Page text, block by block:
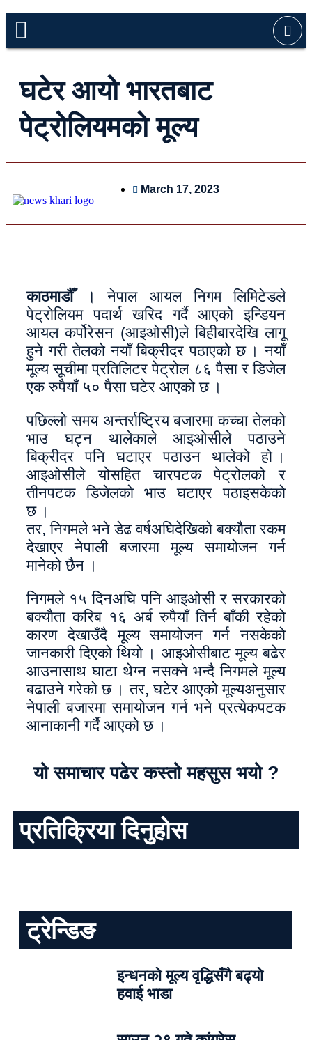
घटेर आयो भारतबाट
पेट्रोलियमको मूल्य
March 17, 2023
काठमाडौँ ।
नेपाल आयल निगम लिमिटेडले
पेट्रोलियम पदार्थ खरिद गर्दै आएको इन्डियन
आयल कर्पोरेसन (आइओसी)ले बिहीबारदेखि लागू
हुने गरी तेलको नयाँ बिक्रीदर पठाएको छ । नयाँ
मूल्य सूचीमा प्रतिलिटर पेट्रोल ८६ पैसा र डिजेल
एक रुपैयाँ ५० पैसा घटेर आएको छ ।
पछिल्लो समय अन्तर्राष्ट्रिय बजारमा कच्चा तेलको
भाउ घट्न थालेकाले आइओसीले पठाउने
बिक्रीदर पनि घटाएर पठाउन थालेको हो ।
आइओसीले योसहित चारपटक पेट्रोलको र
तीनपटक डिजेलको भाउ घटाएर पठाइसकेको
छ ।
तर, निगमले भने डेढ वर्षअघिदेखिको बक्यौता रकम
देखाएर नेपाली बजारमा मूल्य समायोजन गर्न
मानेको छैन ।
निगमले १५ दिनअघि पनि आइओसी र सरकारको
बक्यौता करिब १६ अर्ब रुपैयाँ तिर्न बाँकी रहेको
कारण देखाउँदै मूल्य समायोजन गर्न नसकेको
जानकारी दिएको थियो । आइओसीबाट मूल्य बढेर
आउनासाथ घाटा थेग्न नसक्ने भन्दै निगमले मूल्य
बढाउने गरेको छ । तर, घटेर आएको मूल्यअनुसार
नेपाली बजारमा समायोजन गर्न भने प्रत्येकपटक
आनाकानी गर्दै आएको छ ।
यो समाचार पढेर कस्तो महसुस भयो ?
प्रतिक्रिया दिनुहोस
ट्रेन्डिङ
इन्धनको मूल्य वृद्धिसँगै बढ्यो
हवाई भाडा